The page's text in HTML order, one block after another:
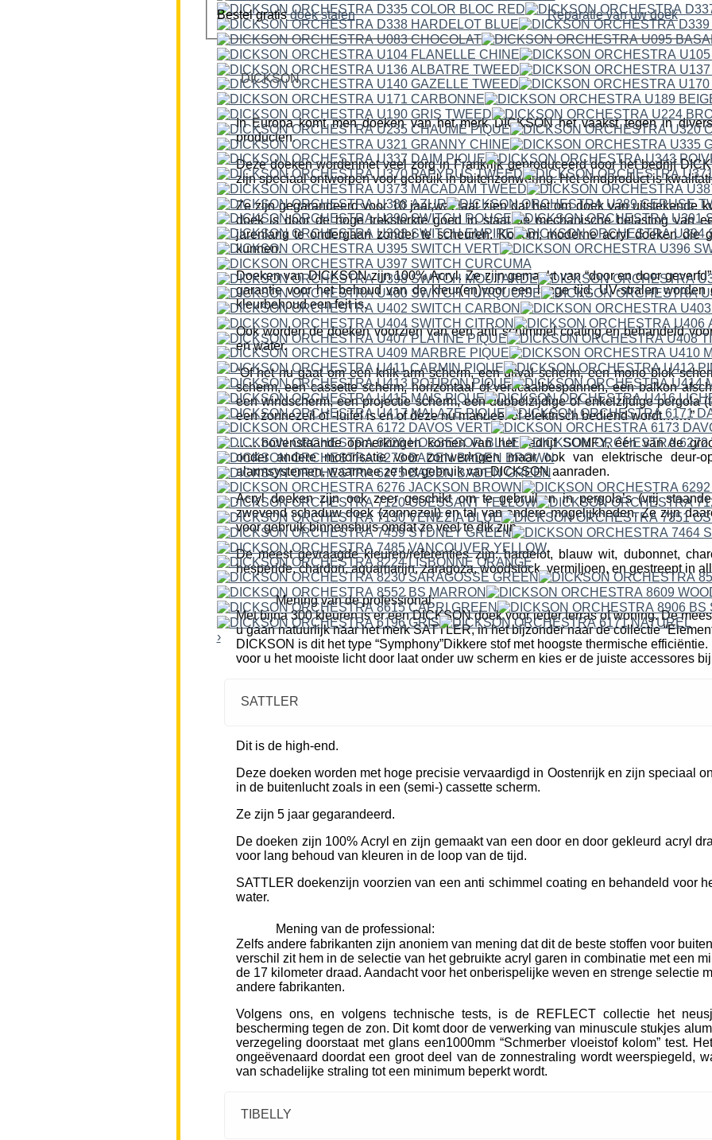
›
Bestel gratis doek stalen Reparatie van uw doek
DICKSON
In Europa komt men doeken van het merk DICKSON het vaakst tegen in
producten.
Deze doeken wordenmet veel zorg in Frankrijk geproduceerd door het bedrijf
zijn speciaal ontworpen voor gebruik in buitenzonwering. Het eindproduct is
Ze zijn gegarandeerd voor 10 jaar,wat laat zien dat het om doek van uitstekende
doek is door de hoge treksterkte goed in staat de mechanische belasting van
jarenlang te ondergaan zonder te scheuren. Kortom; moderne acryl doeken die
kunnen.
Doeken van DICKSON zijn 100% Acryl. Ze zijn gemaakt van “door en door
garantie voor het behoud van de kleur(en)voor een lange tijd. UV-stralen worden
kleurbehoud een feit is.
Ook worden de doeken voorzien van een anti schimmel coating en behandeld
en water.
“Of het nu gaat om een knik-arm scherm, een uitval scherm, een mono blok
scherm, een cassette scherm, horizontaal of verticaalbespannen, een balkon
een windscherm, een projectie scherm, een dubbelzijdige of enkelzijdige pergola
een zonnezeil of -luifel is en of deze nu manueel of elektrisch bediend wordt…….”
……bovenstaande opmerkingen komen van het bedrijf SOMFY, één van de
onder andere motorisatie voor zonweringen maar ook van elektrische deur-
alarmsystemen, waarmee ze het gebruik van DICKSON aanraden.
Acryl doeken zijn ook zeer geschikt om te gebruiken in pergola’s (vrij
zwevend schaduw doek (zonnezeil) en tal van andere mogelijkheden. Ze zijn
voor gebruik binnenshuis omdat ze veel te dik zijn.
De meest gevraagde kleuren/referenties zijn: hardelot, blauw wit, dubonnet,
hesperide, chardon, aquamarijn, zaragoza, woodstock, vermiljoen, en gestreept in
Mening van de professional:
Met bijna 300 kleuren is er een DICKSON doek voor ieder terras of woning. De
u gaan natuurlijk naar het merk SATTLER, in het bijzonder naar de collectie
DICKSON is dit het type “Symphony”Dikkere stof met hoogste thermische
voor u het mooiste licht door laat onder uw scherm en kies er de juiste accessores
SATTLER
Dit is de high-end.
Deze doeken worden met hoge precisie vervaardigd in Oostenrijk en zijn speciaal
in de buitenlucht zoals in een (semi-) cassette scherm.
Ze zijn 5 jaar gegarandeerd.
De doeken zijn 100% Acryl en zijn gemaakt van een door en door gekleurd acryl
voor lang behoud van kleuren in de loop van de tijd.
SATTLER doekenzijn voorzien van een anti schimmel coating en behandeld voor
water.
Mening van de professional:
Zelfs andere fabrikanten zijn anoniem van mening dat dit de beste stoffen voor
verschil zit hem in de selectie van het gebruikte acryl garen in combinatie met een
de 17 kilometer draad. Aandacht voor het onberispelijke weven en strenge selectie
andere fabrikanten.
Volgens ons, en volgens technische tests, is de REFLECT collectie het
bescherming tegen de zon. Dit komt door de verwerking van minuscule stukjes
verzegeling doorstaat met glans een1000mm “Schmerber vloeistof kolom” test.
ongeëvenaard doordat een groot deel van de zonnestraling wordt weerspiegeld,
van schadelijke straling tot een minimum beperkt wordt.
TIBELLY